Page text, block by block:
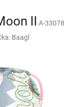
II A-33078
Baagl